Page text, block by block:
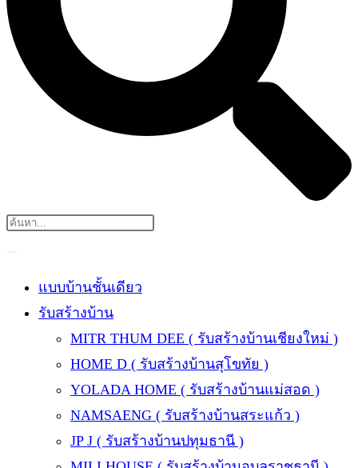
แบบบ้านชั้นเดียว
รับสร้างบ้าน
MITR THUM DEE ( รับสร้างบ้านเชียงใหม่ )
HOME D ( รับสร้างบ้านสุโขทัย )
YOLADA HOME ( รับสร้างบ้านแม่สอด )
NAMSAENG ( รับสร้างบ้านสระแก้ว )
JP J ( รับสร้างบ้านปทุมธานี )